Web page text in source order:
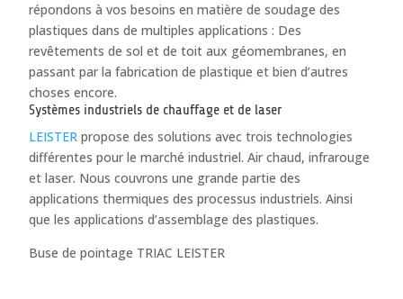
répondons à vos besoins en matière de soudage des
plastiques dans de multiples applications : Des
revêtements de sol et de toit aux géomembranes, en
passant par la fabrication de plastique et bien d’autres
choses encore.
Systèmes industriels de chauffage et de laser
LEISTER propose des solutions avec trois technologies
différentes pour le marché industriel. Air chaud, infrarouge
et laser. Nous couvrons une grande partie des
applications thermiques des processus industriels. Ainsi
que les applications d’assemblage des plastiques.
Buse de pointage TRIAC LEISTER